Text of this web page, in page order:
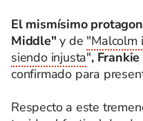
El mismísimo
Middle"y de "Malcolm
siendo injusta",
confirmado para
Respecto a este